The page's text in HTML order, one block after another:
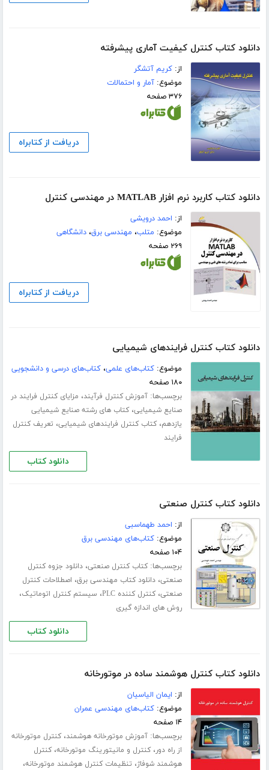
دانلود کتاب کنترل کیفیت آماری پیشرفته
از:کریم آتشگر
موضوع:آمار و احتمالات
۳۷۶ صفحه
دریافت از کتابراه
دانلود کتاب کاربرد نرم افزار MATLAB در مهندسی کنترل
از: احمد درویشی
موضوع: متلب، مهندسی برق،دانشگاهی
۲۶۹ صفحه
دریافت از کتابراه
دانلود کتاب کنترل فرایندهای شیمیایی
موضوع:کتاب‌های علمی،کتاب‌های درسی و دانشجویی
۱۸۰ صفحه
برچسب‌ها:آموزش کنترل فرآیند، مزایای کنترل فرایند در
صنایع شیمیایی،کتاب های رشته صنایع شیمیایی
یازدهم،کتاب کنترل فرایندهای شیمیایی، تعریف کنترل
فرایند
دانلود کتاب
دانلود کتاب کنترل صنعتی
از: احمد طهماسبی
موضوع:کتاب‌های مهندسی برق
۱۰۴ صفحه
برچسب‌ها:کتاب کنترل صنعتی،دانلود جزوه کنترل
صنعتی،دانلود کتاب مهندسی برق، اصطلاحات کنترل
صنعتی،کنترل کننده PLC ، سیستم کنترل اتوماتیک،
روش های اندازه گیری
دانلود کتاب
دانلود کتاب کنترل هوشمند ساده در موتورخانه
از: ایمان الیاسیان
موضوع:کتاب‌های مهندسی عمران
۱۴ صفحه
برچسب‌ها:آموزش موتورخانه هوشمند،کنترل موتورخانه
از راه دور،کنترل و مانیتورینگ موتورخانه،کنترل
هوشمند شوفاژ، تنظیمات کنترل هوشمند موتورخانه،